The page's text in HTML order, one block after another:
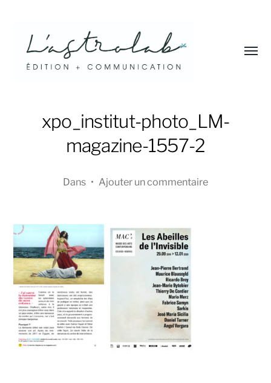
xpo_institut-photo_LM-
magazine-1557-2
Dans • Ajouter un commentaire